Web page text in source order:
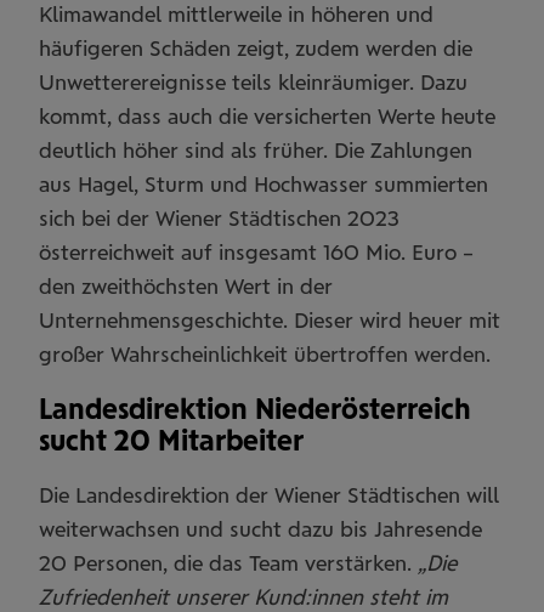
Klimawandel mittlerweile in höheren und
häufigeren Schäden zeigt, zudem werden die
Unwetterereignisse teils kleinräumiger. Dazu
kommt, dass auch die versicherten Werte heute
deutlich höher sind als früher. Die Zahlungen
aus Hagel, Sturm und Hochwasser summierten
sich bei der Wiener Städtischen 2023
österreichweit auf insgesamt 160 Mio. Euro –
den zweithöchsten Wert in der
Unternehmensgeschichte. Dieser wird heuer mit
großer Wahrscheinlichkeit übertroffen werden.
Landesdirektion Niederösterreich
sucht 20 Mitarbeiter
Die Landesdirektion der Wiener Städtischen will
weiterwachsen und sucht dazu bis Jahresende
20 Personen, die das Team verstärken. „Die
Zufriedenheit unserer Kund:innen steht im